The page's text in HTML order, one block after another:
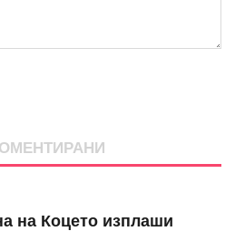
на Коцето изплаши